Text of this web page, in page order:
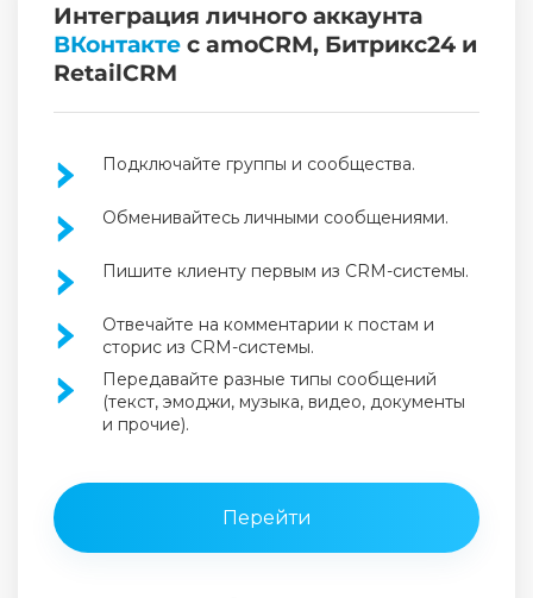
Интеграция личного аккаунта
ВКонтакте с amoCRM, Битрикс24 и
RetailCRM
Подключайте группы и сообщества.
Обменивайтесь личными сообщениями.
Пишите клиенту первым из CRM-системы.
Отвечайте на комментарии к постам и
сторис из CRM-системы.
Передавайте разные типы сообщений
(текст, эмоджи, музыка, видео, документы
и прочие).
Перейти